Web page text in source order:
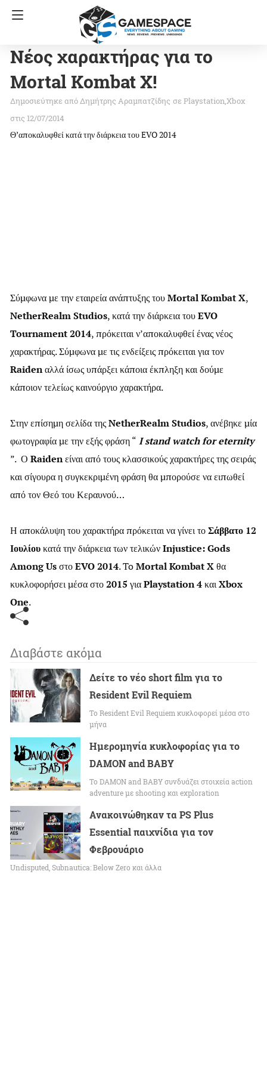
Νέος χαρακτήρας για το
Mortal Kombat X!
Δημήτρης Αραμπατζίδης σε PlaystationXbox
στις 12/07/2014
Θ’αποκαλυφθεί κατά την διάρκεια του EVO 2014
Σύμφωνα με την εταιρεία ανάπτυξης τουMortal Kombat X,
NetherRealm Studios, κατά την διάρκεια τουEVO
Tournament 2014, πρόκειται ν’αποκαλυφθεί ένας νέος
χαρακτήρας. Σύμφωνα με τις ενδείξεις πρόκειται για τον
Raidenαλλά ίσως υπάρξει κάποια έκπληξη και δούμε
κάποιον τελείως καινούργιο χαρακτήρα.
Στην επίσημη σελίδα τηςNetherRealm Studios, ανέβηκε μία
φωτογραφία με την εξής φράση “ I stand watch for eternity
”. Ο Raidenείναι από τους κλασσικούς χαρακτήρες της σειράς
και σίγουρα η συγκεκριμένη φράση θα μπορούσε να ειπωθεί
από τον Θεό του Κεραυνού…
Η αποκάλυψη του χαρακτήρα πρόκειται να γίνει τοΣάββατο 12
Ιουλίουκατά την διάρκεια των τελικώνInjustice: Gods
Among UsστοEVO 2014. ToMortal Kombat Xθα
κυκλοφορήσει μέσα στο2015 γιαPlaystation 4καιXbox
One.
Διαβάστε ακόμα
Δείτε το νέο short film για το
Resident Evil Requiem
To Resident Evil Requiem κυκλοφορεί μέσα στο
μήνα
Ημερομηνία κυκλοφορίας για το
DAMON and BABY
Το DAMON and BABY συνδυάζει στοιχεία action
adventure με shooting και exploration
Ανακοινώθηκαν τα PS Plus
Essential παιχνίδια για τον
Φεβρουάριο
Undisputed, Subnautica: Below Zero και άλλα